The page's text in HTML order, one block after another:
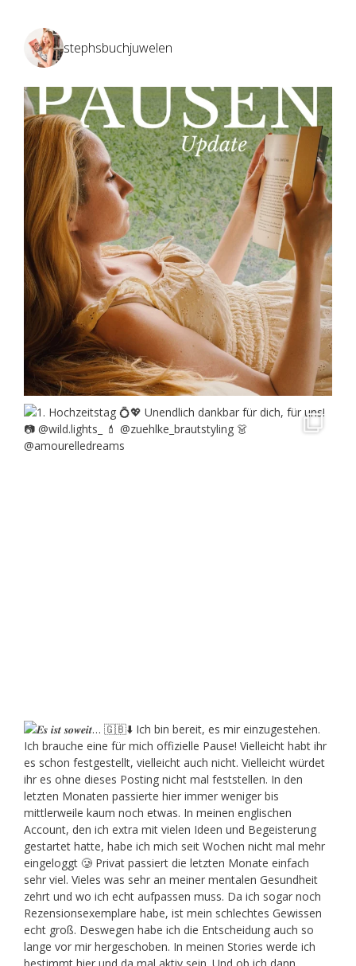
stephsbuchjuwelen